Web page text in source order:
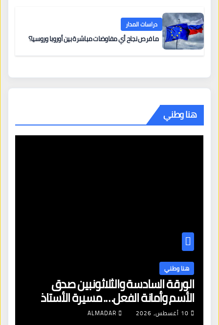
دراسات المدار
ما فرص نجاح أي مفاوضات مباشرة بين أوروبا وروسيا؟
هنا وطني
هنا وطني
الورقة السادسة والثلاثونبين صدق
الأسم وأمانة الفعل…. مسيرة الأستاذ
صادق الأمين فى محراب العلم.
10 أغسطس، 2026 ALMADAR